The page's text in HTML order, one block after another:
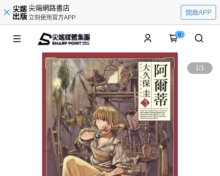
尖端網路書店
立刻使用官方APP
開啟APP
0
1/1